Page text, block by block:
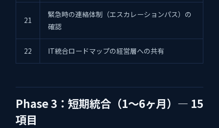
21
緊急時の連絡体制（エスカレーションパス）の
確認
22 IT統合ロードマップの経営層への共有
Phase 3：短期統合（1〜6ヶ月）— 15
項目